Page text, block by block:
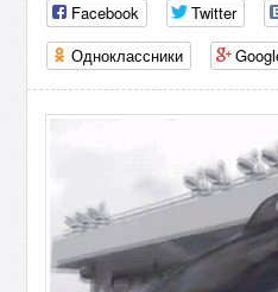
Facebook Twitter
Одноклассники